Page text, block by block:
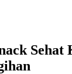
Sehat